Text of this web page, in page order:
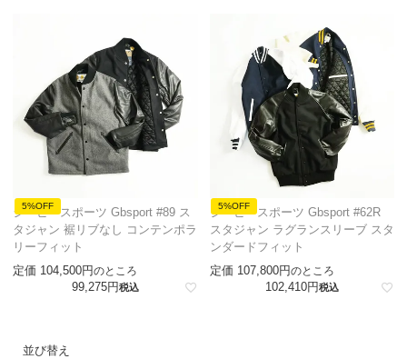
5%OFF
ジービースポーツ Gbsport #89 ス
タジャン 裾リブなし コンテンポラ
リーフィット
定価 104,500 のところ
99,275 税込
5%OFF
ジービースポーツ Gbsport #62R
スタジャン ラグランスリーブ スタ
ンダードフィット
定価 107,800 のところ
102,410 税込
並び替え